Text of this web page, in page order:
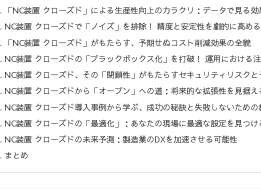
「NC装置 クローズド」による生産性向上のカラクリ：データで見る効
NC装置 クローズドで「ノイズ」を排除！ 精度と安定性を劇的に高め
「NC装置 クローズド」がもたらす、予期せぬコスト削減効果の全貌
NC装置 クローズドの「ブラックボックス化」を打破！ 運用における
NC装置 クローズド、その「閉鎖性」がもたらすセキュリティリスクと
NC装置 クローズドから「オープン」への道：将来的な拡張性を見据え
NC装置 クローズド導入事例から学ぶ、成功の秘訣と失敗しないための
NC装置 クローズドの「最適化」：あなたの現場に最適な設定を見つけ
NC装置 クローズドの未来予測：製造業のDXを加速させる可能性
まとめ